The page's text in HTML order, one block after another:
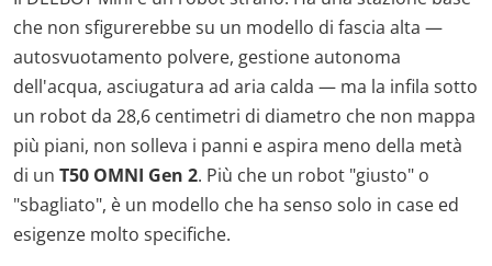
che non sfigurerebbe su un modello di fascia alta —
autosvuotamento polvere, gestione autonoma
dell'acqua, asciugatura ad aria calda — ma la infila sotto
un robot da 28,6 centimetri di diametro che non mappa
più piani, non solleva i panni e aspira meno della metà
di un T50 OMNI Gen 2. Più che un robot "giusto" o
"sbagliato", è un modello che ha senso solo in case ed
esigenze molto specifiche.